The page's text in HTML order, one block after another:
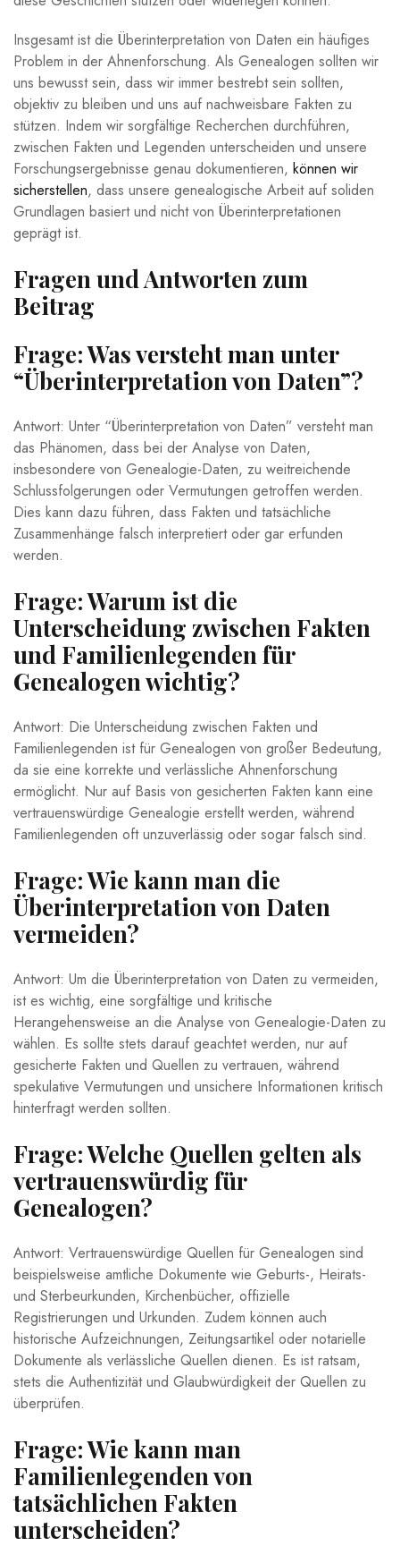
Insgesamt ist die Überinterpretation von Daten ein häufiges
Problem in der Ahnenforschung. Als Genealogen sollten wir
uns bewusst sein, dass wir immer bestrebt sein sollten,
objektiv zu bleiben und uns auf nachweisbare Fakten zu
stützen. Indem wir sorgfältige Recherchen durchführen,
zwischen Fakten und Legenden unterscheiden und unsere
Forschungsergebnisse genau dokumentieren, können wir
sicherstellen, dass unsere genealogische Arbeit auf soliden
Grundlagen basiert und nicht von Überinterpretationen
geprägt ist.
Fragen und Antworten zum
Beitrag
Frage: Wasversteht man unter
“Überinterpretation von Daten”?
Antwort: Unter “Überinterpretation von Daten” versteht man
das Phänomen, dass bei der Analyse von Daten,
insbesondere von Genealogie-Daten, zu weitreichende
Schlussfolgerungen oder Vermutungen getroffen werden.
Dies kann dazu führen, dass Fakten und tatsächliche
Zusammenhänge falsch interpretiert oder gar erfunden
werden.
Frage: Warum ist die
Unterscheidung zwischen Fakten
und Familienlegenden für
Genealogen wichtig?
Antwort: Die Unterscheidung zwischen Fakten und
Familienlegenden ist für Genealogen von großer Bedeutung,
da sie eine korrekte und verlässliche Ahnenforschung
ermöglicht. Nur auf Basis von gesicherten Fakten kann eine
vertrauenswürdige Genealogie erstellt werden, während
Familienlegenden oft unzuverlässig oder sogar falsch sind.
Frage: Wie kann man die
Überinterpretation von Daten
vermeiden?
Antwort: Um die Überinterpretation von Daten zu vermeiden,
ist es wichtig, eine sorgfältige und kritische
Herangehensweise an die Analyse von Genealogie-Daten zu
wählen. Es sollte stets darauf geachtet werden, nur auf
gesicherte Fakten und Quellen zu vertrauen, während
spekulative Vermutungen und unsichere Informationen kritisch
hinterfragt werden sollten.
Frage: Welche Quellen gelten als
vertrauenswürdig für
Genealogen?
Antwort: Vertrauenswürdige Quellen für Genealogen sind
beispielsweise amtliche Dokumente wie Geburts-, Heirats-
und Sterbeurkunden, Kirchenbücher, offizielle
Registrierungen und Urkunden. Zudem können auch
historische Aufzeichnungen, Zeitungsartikel oder notarielle
Dokumente als verlässliche Quellen dienen. Es ist ratsam,
stets die Authentizität und Glaubwürdigkeit der Quellen zu
überprüfen.
Frage: Wie kann man
Familienlegenden von
tatsächlichen Fakten
unterscheiden?